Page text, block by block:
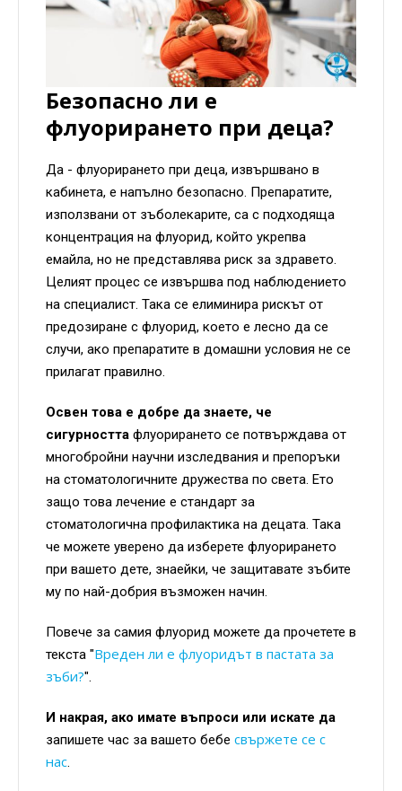
Безопасно ли е
флуорирането при деца?
Да - флуорирането при деца, извършвано в
кабинета, е напълно безопасно. Препаратите,
използвани от зъболекарите, са с подходяща
концентрация на флуорид, който укрепва
емайла, но не представлява риск за здравето.
Целият процес се извършва под наблюдението
на специалист. Така се елиминира рискът от
предозиране с флуорид, което е лесно да се
случи, ако препаратите в домашни условия не се
прилагат правилно.
Освен това е добре да знаете, че
сигурността флуорирането се потвърждава от
многобройни научни изследвания и препоръки
на стоматологичните дружества по света. Ето
защо това лечение е стандарт за
стоматологична профилактика на децата. Така
че можете уверено да изберете флуорирането
при вашето дете, знаейки, че защитавате зъбите
му по най-добрия възможен начин.
Повече за самия флуорид можете да прочетете в
текста "Вреден ли е флуоридът в пастата за
зъби?".
И накрая, ако имате въпроси или искате да
запишете час за вашето бебе свържете се с
нас.